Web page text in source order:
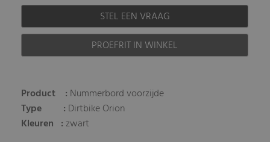
STEL EEN VRAAG
PROEFRIT IN WINKEL
Product : Nummerbord voorzijde
Type : Dirtbike Orion
Kleuren : zwart